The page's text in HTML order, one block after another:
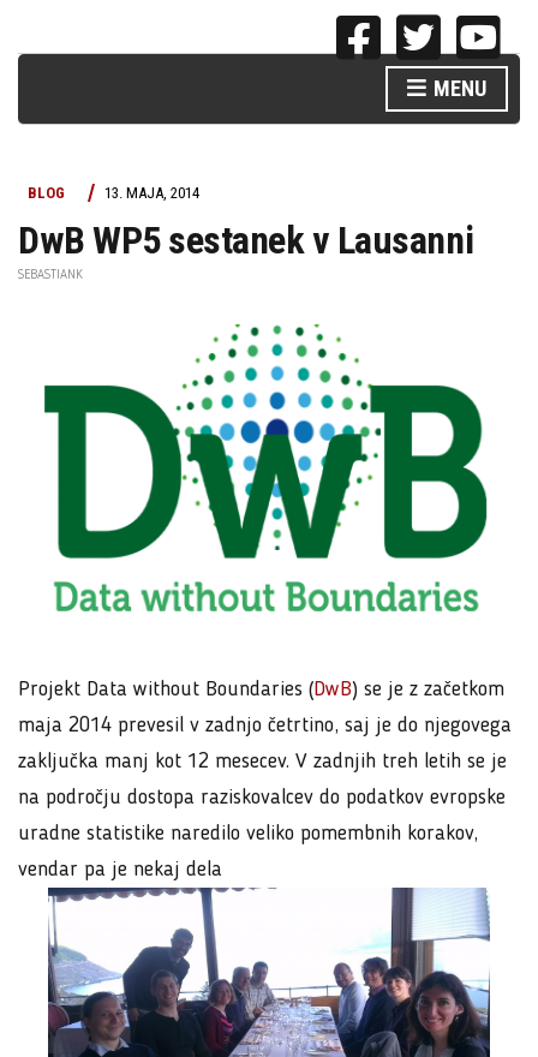
MENU
BLOG 13. MAJA, 2014
DwB WP5 sestanek v Lausanni
SEBASTIANK
Projekt Data without Boundaries (DwB) se je z začetkom
maja 2014 prevesil v zadnjo četrtino, saj je do njegovega
zaključka manj kot 12 mesecev. V zadnjih treh letih se je
na področju dostopa raziskovalcev do podatkov evropske
uradne statistike naredilo veliko pomembnih korakov,
vendar pa je nekaj dela